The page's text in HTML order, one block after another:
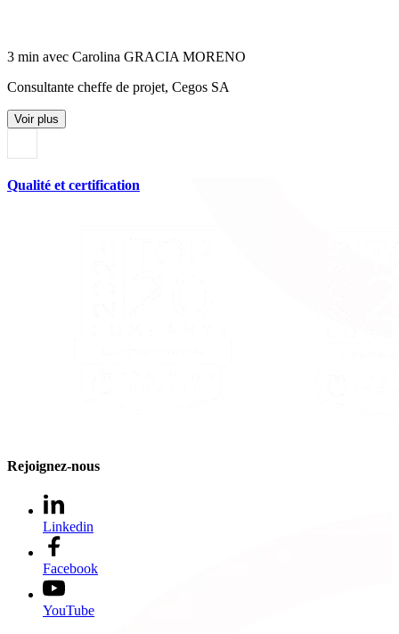
3 min avec Carolina GRACIA MORENO
Consultante cheffe de projet, Cegos SA
Voir plus
Qualité et certification
Rejoignez-nous
Linkedin
Facebook
YouTube